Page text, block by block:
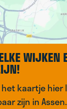
WIJKEN
kaartje hier
zijn in Assen.